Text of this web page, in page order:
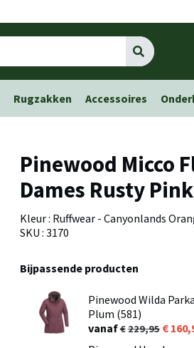
Go
Rugzakken Accessoires
Pinewood Micco
Dames Rusty
Kleur : Ruffwear - Canyonlands
SKU : 3170
Bijpassende producten
Pinewood Wilda
Plum (581)
vanaf
229,95